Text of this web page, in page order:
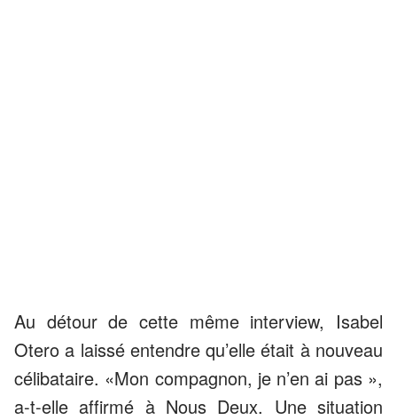
Au détour de cette même interview, Isabel
Otero a laissé entendre qu’elle était à nouveau
célibataire. «Mon compagnon, je n’en ai pas »,
a-t-elle affirmé à Nous Deux. Une situation